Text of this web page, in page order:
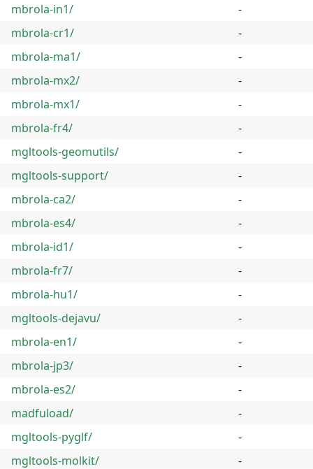
mbrola-in1/
-
mbrola-cr1/
-
mbrola-ma1/
-
mbrola-mx2/
-
mbrola-mx1/
-
mbrola-fr4/
-
mgltools-geomutils/
-
mgltools-support/
-
mbrola-ca2/
-
mbrola-es4/
-
mbrola-id1/
-
mbrola-fr7/
-
mbrola-hu1/
-
mgltools-dejavu/
-
mbrola-en1/
-
mbrola-jp3/
-
mbrola-es2/
-
madfuload/
-
mgltools-pyglf/
-
mgltools-molkit/
-